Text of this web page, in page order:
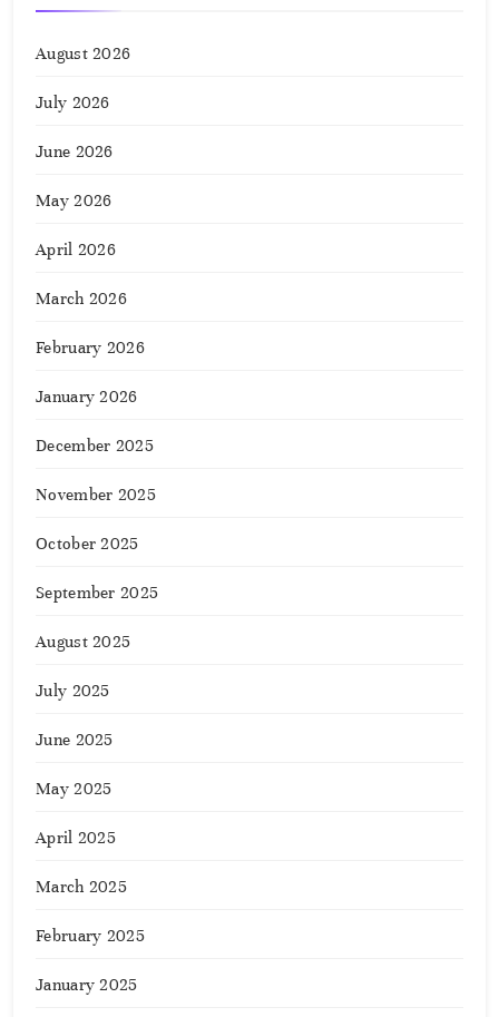
August 2026
July 2026
June 2026
May 2026
April 2026
March 2026
February 2026
January 2026
December 2025
November 2025
October 2025
September 2025
August 2025
July 2025
June 2025
May 2025
April 2025
March 2025
February 2025
January 2025